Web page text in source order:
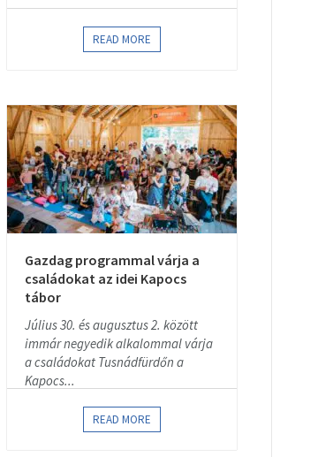
READ MORE
Gazdag programmal várja a
családokat az idei Kapocs
tábor
Július 30. és augusztus 2. között
immár negyedik alkalommal várja
a családokat Tusnádfürdőn a
Kapocs...
READ MORE